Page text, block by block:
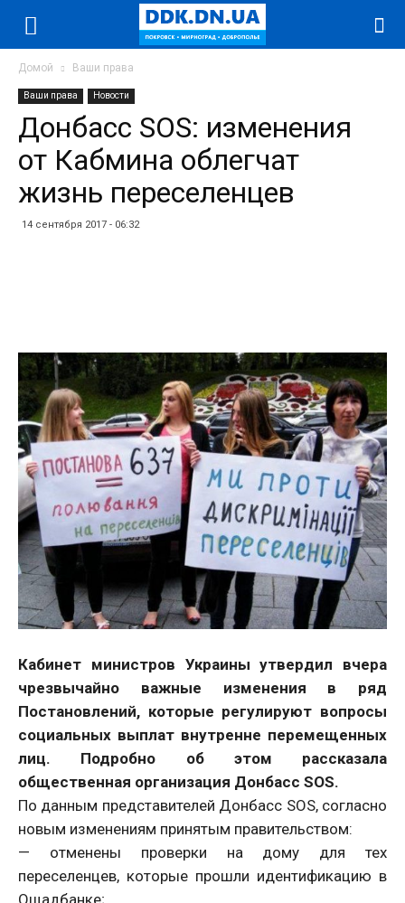
Домой Ваши права
Ваши права Новости
Донбасс SOS: изменения
от Кабмина облегчат
жизнь переселенцев
14 сентября 2017 - 06:32
Кабинет министров Украины утвердил вчера
чрезвычайно важные изменения в ряд
Постановлений, которые регулируют вопросы
социальных выплат внутренне перемещенных
лиц. Подробно об этом рассказала
общественная организация Донбасс SOS.
По данным представителей Донбасс SOS, согласно
новым изменениям принятым правительством:
— отменены проверки на дому для тех
переселенцев, которые прошли идентификацию в
Ощадбанке;